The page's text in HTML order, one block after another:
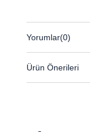
Yorumlar(0)
Ürün Önerileri